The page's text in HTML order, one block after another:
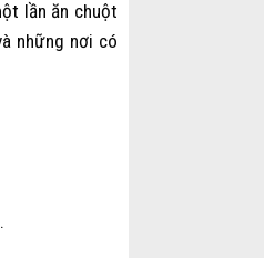
lần ăn chuột
những nơi có